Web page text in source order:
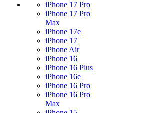
iPhone 17 Pro
iPhone 17 Pro
Max
iPhone 17e
iPhone 17
iPhone Air
iPhone 16
iPhone 16 Plus
iPhone 16e
iPhone 16 Pro
iPhone 16 Pro
Max